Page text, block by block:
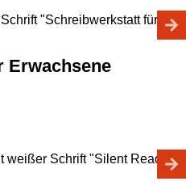
Erwachsene